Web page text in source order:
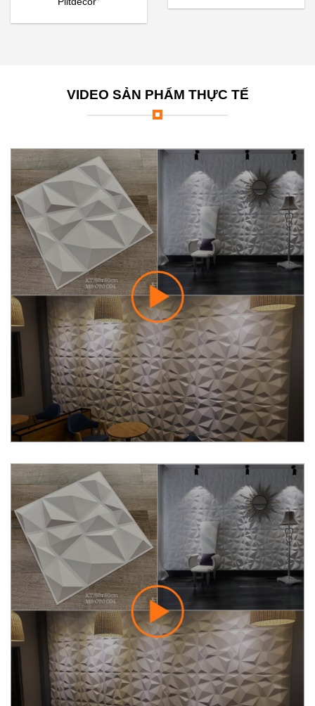
VIDEO SẢN PHẨM THỰC TẾ